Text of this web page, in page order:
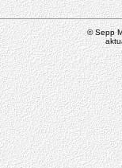
© Sepp